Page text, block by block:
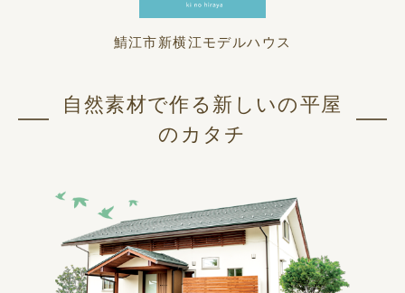
鯖江市新横江モデルハウス
自然素材で作る新しいの平屋
のカタチ